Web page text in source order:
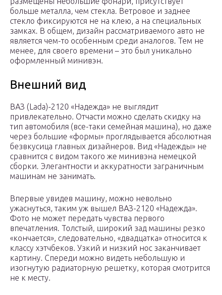
больше металла, чем стекла. Ветровое и заднее
стекло фиксируются не на клею, а на специальных
замках. В общем, дизайн рассматриваемого авто не
является чем-то особенным среди аналогов. Тем не
менее, для своего времени – это был уникально
оформленный минивэн.
Внешний вид
ВАЗ (Lada)-2120 «Надежда» не выглядит
привлекательно. Отчасти можно сделать скидку на
тип автомобиля (все-таки семейная машина), но даже
через большие «формы» проглядывается абсолютная
безвкусица главных дизайнеров. Вид «Надежды» не
сравнится с видом такого же минивэна немецкой
сборки. Элегантности и аккуратности заграничным
машинам не занимать.
Впервые увидев машину, можно невольно
ужаснуться, таким уж вышел ВАЗ-2120 «Надежда».
Фото не может передать чувства первого
впечатления. Толстый, широкий зад машины резко
«кончается», следовательно, «двадцатка» относится к
классу хэтчбеков. Узкий и низкий нос заканчивает
картину. Спереди можно видеть небольшую и
изогнутую радиаторную решетку, которая смотрится
не к месту.